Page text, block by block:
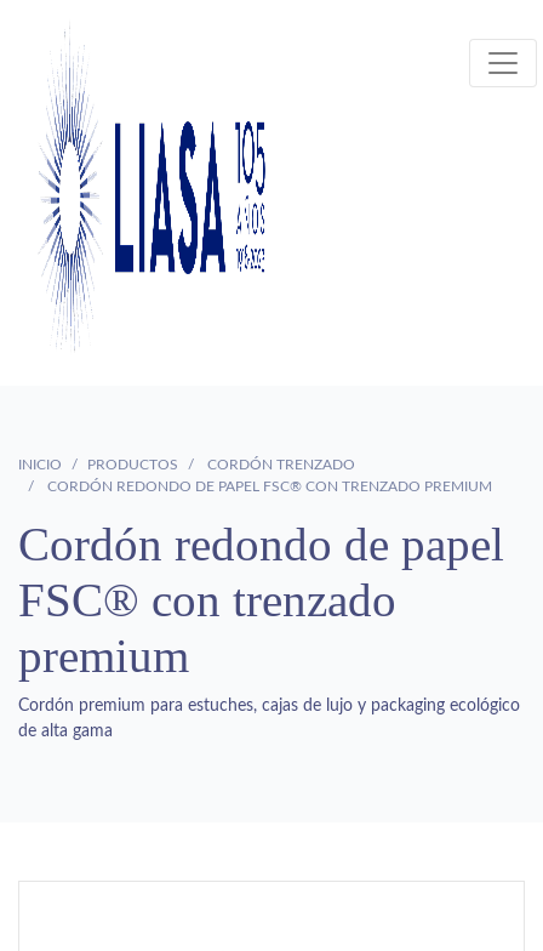
INICIO PRODUCTOS
CORDÓN TRENZADO
CORDÓN REDONDO DE PAPEL FSC® CON TRENZADO PREMIUM
Cordón redondo de papel
FSC® con trenzado
premium
Cordón premium para estuches, cajas de lujo y packaging ecológico
de alta gama